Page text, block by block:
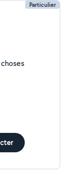
Particulier